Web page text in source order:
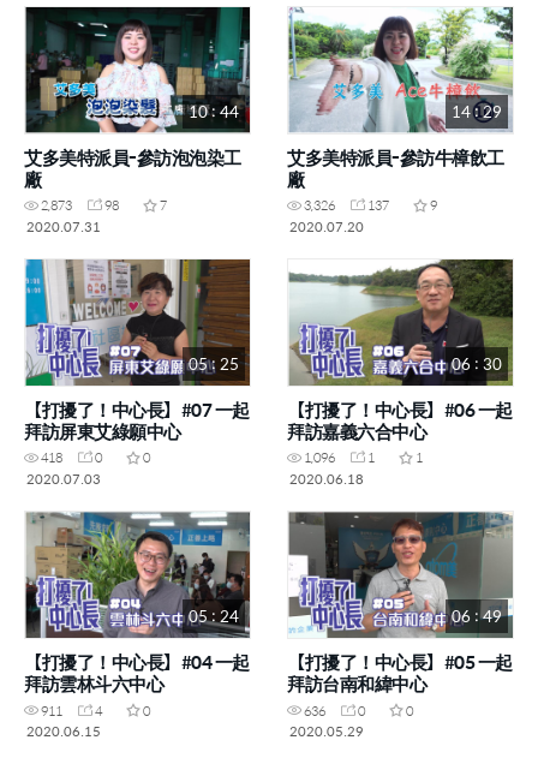
10 : 44
艾多美特派員-參訪泡泡染工
廠
2,873 98
7
2020.07.31
14 : 29
艾多美特派員-參訪牛樟飲工
廠
3,326 137
9
2020.07.20
05 : 25
【打擾了！中心長】#07 一起
拜訪屏東艾綠願中心
418 0
0
2020.07.03
06 : 30
【打擾了！中心長】#06 一起
拜訪嘉義六合中心
1,096 1
1
2020.06.18
05 : 24
【打擾了！中心長】#04 一起
拜訪雲林斗六中心
911 4
0
2020.06.15
06 : 49
【打擾了！中心長】#05 一起
拜訪台南和緯中心
636 0
0
2020.05.29